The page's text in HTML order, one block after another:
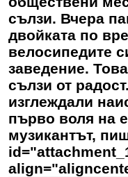
сълзи. Вчера
двойката по
велосипедите
заведение.
сълзи от
изглеждали
първо воля на
музикантът,